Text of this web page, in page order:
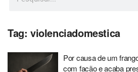
Tag: violenciadomestica
Por causa de um
com facão e acaba